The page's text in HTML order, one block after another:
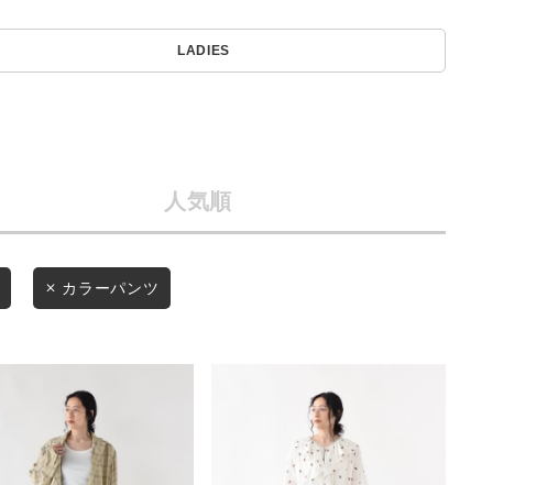
店舗一覧
会社概要
採用情報
ギフトカード
WEB限定
在庫なし含む
LADIES
人気順
カラーパンツ